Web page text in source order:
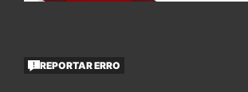
REPORTAR ERRO